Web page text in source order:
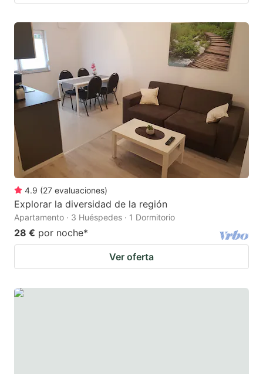
4.9 (27 evaluaciones)
Explorar la diversidad de la región
Apartamento · 3 Huéspedes · 1 Dormitorio
28 € por noche*
Ver oferta